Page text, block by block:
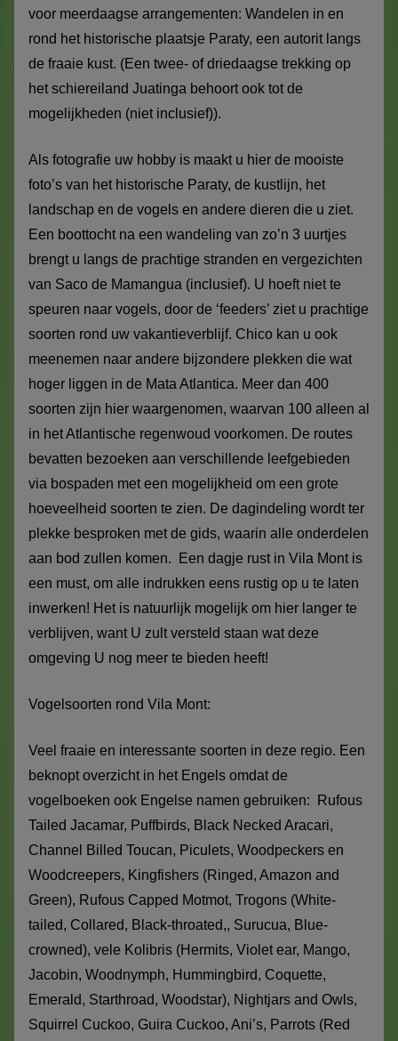
voor meerdaagse arrangementen: Wandelen in en
rond het historische plaatsje Paraty, een autorit langs
de fraaie kust. (Een twee- of driedaagse trekking op
het schiereiland Juatinga behoort ook tot de
mogelijkheden (niet inclusief)).
Als fotografie uw hobby is maakt u hier de mooiste
foto’s van het historische Paraty, de kustlijn, het
landschap en de vogels en andere dieren die u ziet.
Een boottocht na een wandeling van zo’n 3 uurtjes
brengt u langs de prachtige stranden en vergezichten
van Saco de Mamangua (inclusief). U hoeft niet te
speuren naar vogels, door de ‘feeders’ ziet u prachtige
soorten rond uw vakantieverblijf. Chico kan u ook
meenemen naar andere bijzondere plekken die wat
hoger liggen in de Mata Atlantica. Meer dan 400
soorten zijn hier waargenomen, waarvan 100 alleen al
in het Atlantische regenwoud voorkomen. De routes
bevatten bezoeken aan verschillende leefgebieden
via bospaden met een mogelijkheid om een grote
hoeveelheid soorten te zien. De dagindeling wordt ter
plekke besproken met de gids, waarin alle onderdelen
aan bod zullen komen. Een dagje rust in Vila Mont is
een must, om alle indrukken eens rustig op u te laten
inwerken! Het is natuurlijk mogelijk om hier langer te
verblijven, want U zult versteld staan wat deze
omgeving U nog meer te bieden heeft!
Vogelsoorten rond Vila Mont:
Veel fraaie en interessante soorten in deze regio. Een
beknopt overzicht in het Engels omdat de
vogelboeken ook Engelse namen gebruiken: Rufous
Tailed Jacamar, Puffbirds, Black Necked Aracari,
Channel Billed Toucan, Piculets, Woodpeckers en
Woodcreepers, Kingfishers (Ringed, Amazon and
Green), Rufous Capped Motmot, Trogons (White-
tailed, Collared, Black-throated,, Surucua, Blue-
crowned), vele Kolibris (Hermits, Violet ear, Mango,
Jacobin, Woodnymph, Hummingbird, Coquette,
Emerald, Starthroad, Woodstar), Nightjars and Owls,
Squirrel Cuckoo, Guira Cuckoo, Ani’s, Parrots (Red